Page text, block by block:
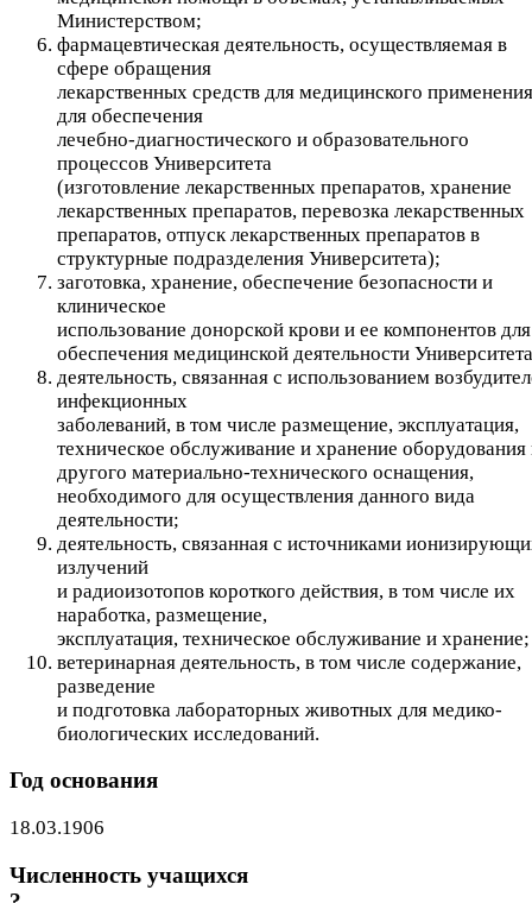
Министерством;
фармацевтическая деятельность, осуществляемая в
сфере обращения
лекарственных средств для медицинского
для обеспечения
лечебно-диагностического и образовательного
процессов Университета
(изготовление лекарственных препаратов, хранение
лекарственных препаратов, перевозка лекарственных
препаратов, отпуск лекарственных препаратов в
структурные подразделения Университета);
заготовка, хранение, обеспечение безопасности и
клиническое
использование донорской крови и ее компонентов для
обеспечения медицинской деятельности
деятельность, связанная с использованием
инфекционных
заболеваний, в том числе размещение, эксплуатация,
техническое обслуживание и хранение оборудования
другого материально-технического оснащения,
необходимого для осуществления данного вида
деятельности;
деятельность, связанная с источниками
излучений
и радиоизотопов короткого действия, в том числе их
наработка, размещение,
эксплуатация, техническое обслуживание и хранение;
ветеринарная деятельность, в том числе содержание,
разведение
и подготовка лабораторных животных для медико-
биологических исследований.
Год основания
18.03.1906
Численность учащихся